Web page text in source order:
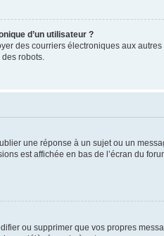
d’un utilisateur ?
des courriers électroniques aux
robots.
une réponse à un sujet ou un
est affichée en bas de l’écran du
ou supprimer que vos propres